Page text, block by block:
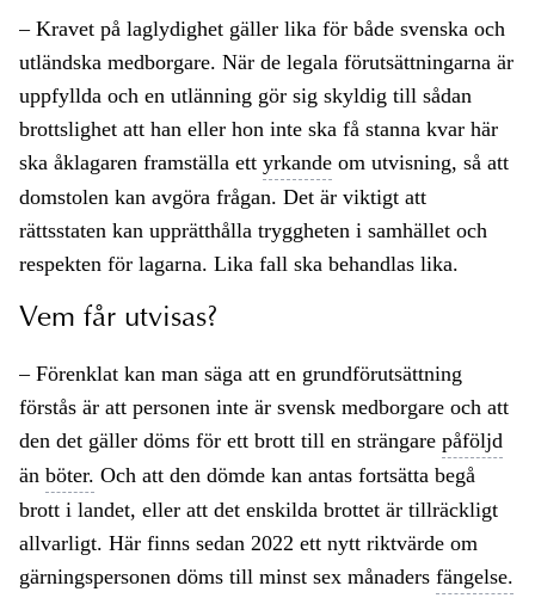
– Kravet på laglydighet gäller lika för både svenska och
utländska medborgare. När de legala förutsättningarna är
uppfyllda och en utlänning gör sig skyldig till sådan
brottslighet att han eller hon inte ska få stanna kvar här
ska åklagaren framställa ett yrkande om utvisning, så att
domstolen kan avgöra frågan. Det är viktigt att
rättsstaten kan upprätthålla tryggheten i samhället och
respekten för lagarna. Lika fall ska behandlas lika.
Vem får utvisas?
– Förenklat kan man säga att en grundförutsättning
förstås är att personen inte är svensk medborgare och att
den det gäller döms för ett brott till en strängare påföljd
än böter. Och att den dömde kan antas fortsätta begå
brott i landet, eller att det enskilda brottet är tillräckligt
allvarligt. Här finns sedan 2022 ett nytt riktvärde om
gärningspersonen döms till minst sex månaders fängelse.